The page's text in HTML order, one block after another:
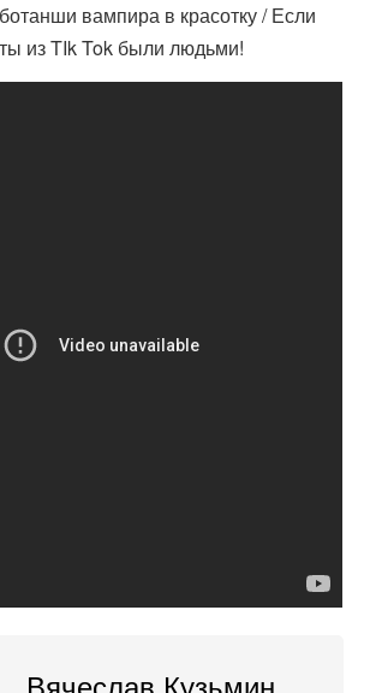
вампира в красотку / Если
из TIk Tok были людьми!